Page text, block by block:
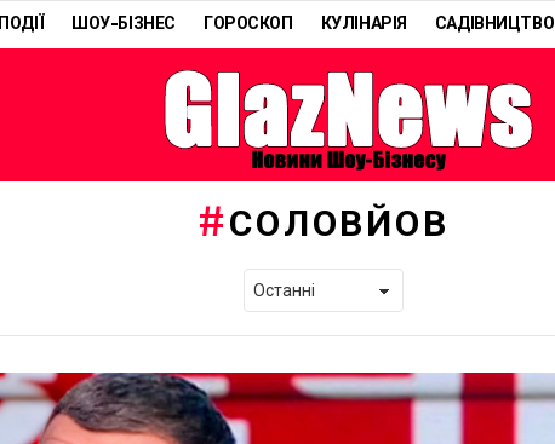
ПОДІЇ ШОУ-БІЗНЕС ГОРОСКОП КУЛІНАРІЯ САДІВНИЦТВО
СОЛОВЙОВ